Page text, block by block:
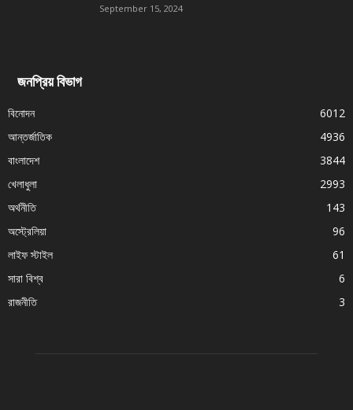
September 15, 2024
জনপ্রিয় বিভাগ
বিনোদন
6012
আন্তর্জাতিক
4936
বাংলাদেশ
3844
খেলাধুলা
2993
অর্থনীতি
143
অস্ট্রেলিয়া
96
লাইফ স্টাইল
61
সারা বিশ্ব
6
রাজনীতি
3